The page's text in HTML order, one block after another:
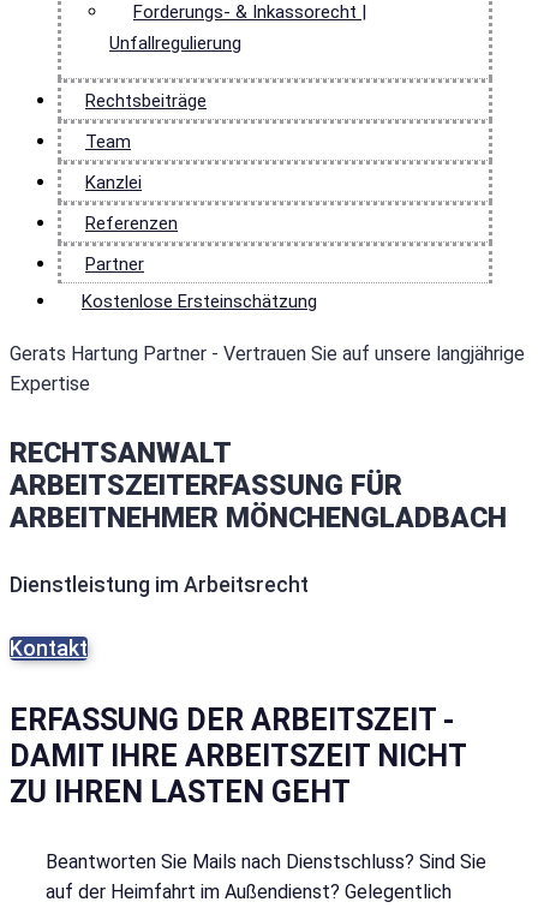
Forderungs- & Inkassorecht |
Unfallregulierung
Rechtsbeiträge
Team
Kanzlei
Referenzen
Partner
Kostenlose Ersteinschätzung
Gerats Hartung Partner - Vertrauen Sie auf unsere langjährige
Expertise
RECHTSANWALT
ARBEITSZEITERFASSUNG FÜR
ARBEITNEHMER MÖNCHENGLADBACH
Dienstleistung im Arbeitsrecht
Kontakt
ERFASSUNG DER ARBEITSZEIT -
DAMIT IHRE ARBEITSZEIT NICHT
ZU IHREN LASTEN GEHT
Beantworten Sie Mails nach Dienstschluss? Sind Sie
auf der Heimfahrt im Außendienst? Gelegentlich